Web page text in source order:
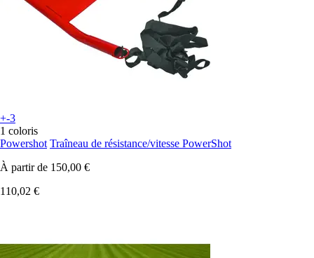
+-3
1 coloris
Powershot Traîneau de résistance/vitesse PowerShot
À partir de 150,00 €
110,02 €